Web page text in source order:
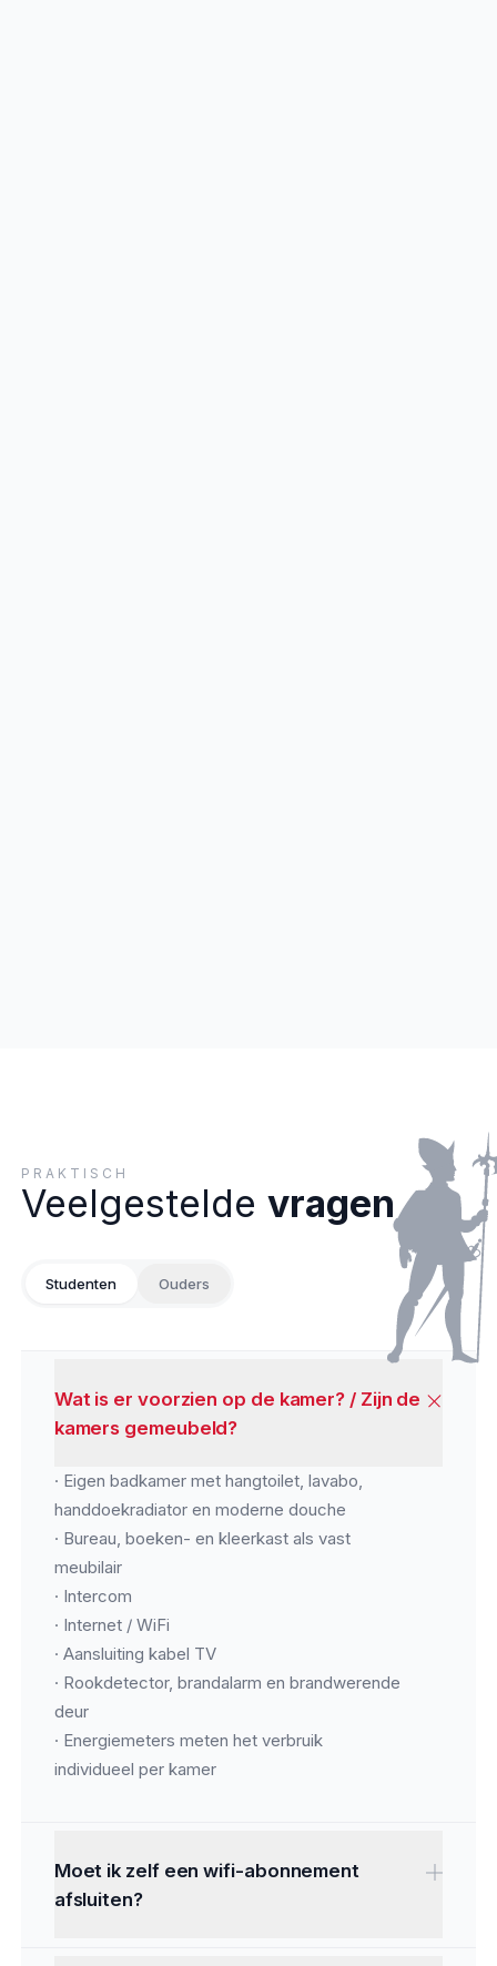
PRAKTISCH
Veelgestelde vragen
Studenten Ouders
Wat is er voorzien op de kamer? / Zijn de
kamers gemeubeld?
· Eigen badkamer met hangtoilet, lavabo,
handdoekradiator en moderne douche
· Bureau, boeken- en kleerkast als vast
meubilair
· Intercom
· Internet / WiFi
· Aansluiting kabel TV
· Rookdetector, brandalarm en brandwerende
deur
· Energiemeters meten het verbruik
individueel per kamer
Moet ik zelf een wifi-abonnement
afsluiten?